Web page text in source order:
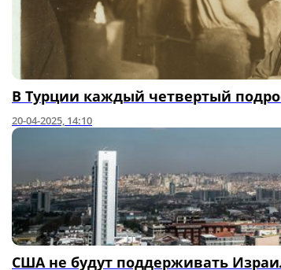
В Турции каждый четвертый
20-04-2025, 14:10
США не будут поддерживать